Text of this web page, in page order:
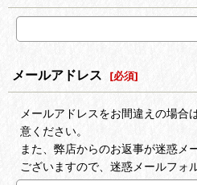
メールアドレス [必須]
メールアドレスをお間違えの場合
意ください。
また、弊店からのお返事が迷惑メ
ございますので、迷惑メールフォ